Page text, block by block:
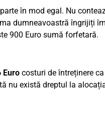
în mod egal. Nu
dumneavoastră îngrijiți
900 Euro sumă forfetară.
Eurocosturi de întreținere
nu există dreptul la